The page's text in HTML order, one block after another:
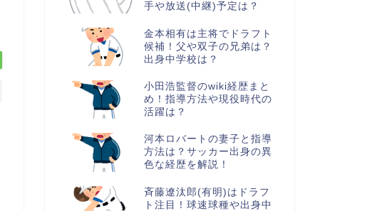
手や放送(中継)予定は？
金本相有は主将でドラフト
候補！父や双子の兄弟は？
出身中学校は？
小田浩監督のwiki経歴まと
め！指導方法や現役時代の
活躍は？
河本ロバートの妻子と指導
方法は？サッカー出身の異
色な経歴を解説！
斉藤遼汰郎(有明)はドラフ
ト注目！球速球種や出身中